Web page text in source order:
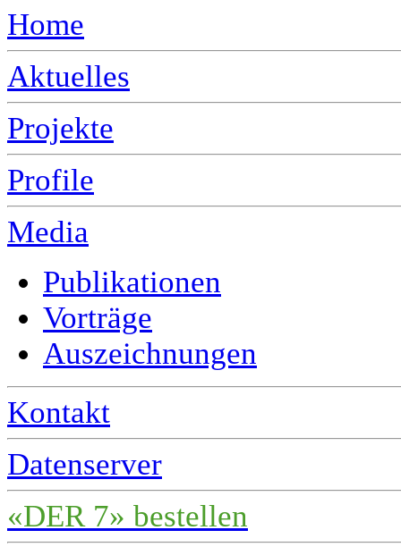
Home
Aktuelles
Projekte
Profile
Media
Publikationen
Vorträge
Auszeichnungen
Kontakt
Datenserver
«DER 7» bestellen